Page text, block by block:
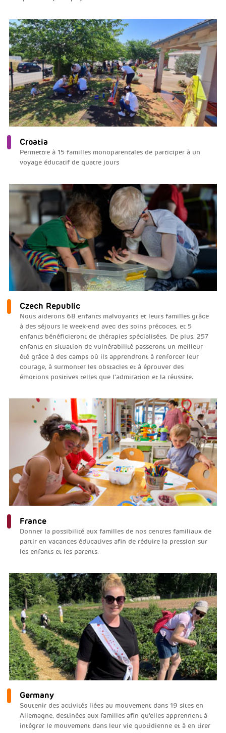
Croatia
Permettre à 15 familles monoparentales de participer à un
voyage éducatif de quatre jours
Czech Republic
Nous aiderons 68 enfants malvoyants et leurs familles grâce
à des séjours le week-end avec des soins précoces, et 5
enfants bénéficieront de thérapies spécialisées. De plus, 257
enfants en situation de vulnérabilité passeront un meilleur
été grâce à des camps où ils apprendront à renforcer leur
courage, à surmonter les obstacles et à éprouver des
émotions positives telles que l'admiration et la réussite.
France
Donner la possibilité aux familles de nos centres familiaux de
partir en vacances éducatives afin de réduire la pression sur
les enfants et les parents.
Germany
Soutenir des activités liées au mouvement dans 19 sites en
Allemagne, destinées aux familles afin qu'elles apprennent à
intégrer le mouvement dans leur vie quotidienne et à en tirer